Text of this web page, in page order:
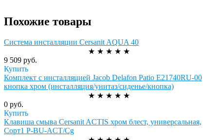
Похожие товары
Система инсталляции Cersanit AQUA 40
★ ★ ★ ★ ★
9 509 руб.
Купить
Комплект с инсталляцией Jacob Delafon Patio E21740RU-00
кнопка хром (инсталляция/унитаз/сиденье/кнопка)
★ ★ ★ ★ ★
0 руб.
Купить
Клавиша смыва Cersanit ACTIS хром блест, универсальная,
Сорт1 P-BU-ACT/Cg